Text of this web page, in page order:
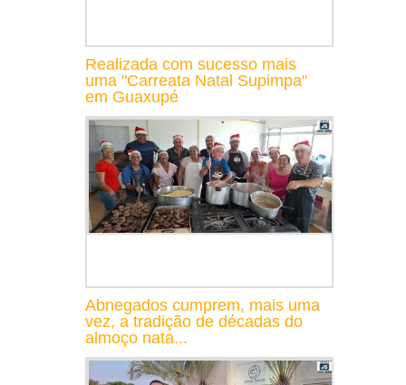
Realizada com sucesso mais
uma "Carreata Natal Supimpa"
em Guaxupé
Abnegados cumprem, mais uma
vez, a tradição de décadas do
almoço nata...